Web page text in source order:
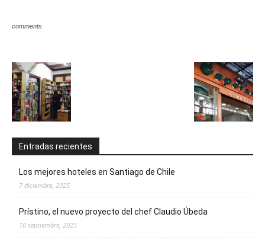
comments
Entradas recientes
Los mejores hoteles en Santiago de Chile
7 diciembre, 2025
Prístino, el nuevo proyecto del chef Claudio Úbeda
10 septiembre, 2025